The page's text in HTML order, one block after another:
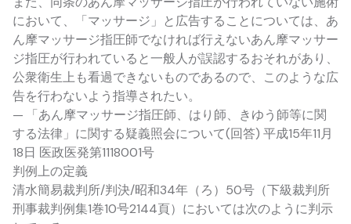
において、「マッサージ」と広告することについては、あ
ん摩マッサージ指圧師でなければ行えないあん摩マッサー
ジ指圧が行われていると一般人が誤認するおそれがあり、
公衆衛生上も看過できないものであるので、このような広
告を行わないよう指導されたい。
— 「あん摩マッサージ指圧師、はり師、きゆう師等に関
する法律」に関する疑義照会について(回答) 平成15年11月
18日 医政医発第1118001号
判例上の定義
清水簡易裁判所/判決/昭和34年（ろ）50号（下級裁判所
刑事裁判例集1巻10号2144頁）においては次のように判示